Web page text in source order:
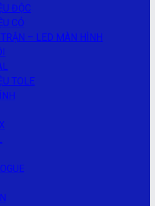
ĐỘC
CỎ
– LED MÀN HÌNH
TOLE